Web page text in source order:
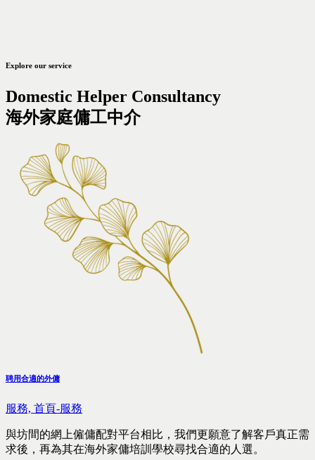
Explore our service
Domestic Helper Consultancy
海外家庭傭工中介
聘用合適的外傭
服務, 首頁-服務
與坊間的網上僱傭配對平台相比，我們更願意了解客戶真正需
求後，再為其在海外家傭培訓學校尋找合適的人選。